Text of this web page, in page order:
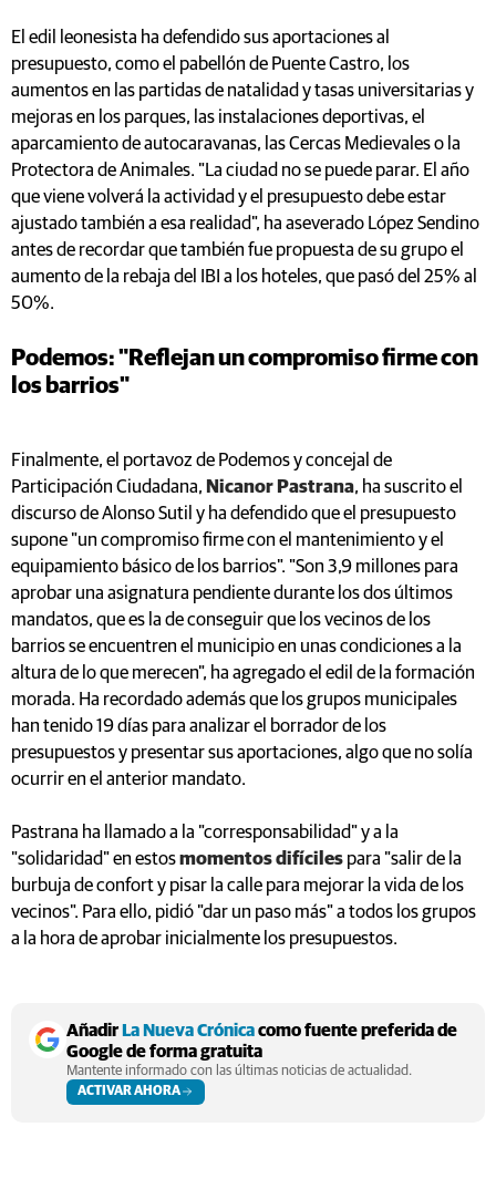
El edil leonesista ha defendido sus aportaciones al
presupuesto, como el pabellón de Puente Castro, los
aumentos en las partidas de natalidad y tasas universitarias y
mejoras en los parques, las instalaciones deportivas, el
aparcamiento de autocaravanas, las Cercas Medievales o la
Protectora de Animales. "La ciudad no se puede parar. El año
que viene volverá la actividad y el presupuesto debe estar
ajustado también a esa realidad", ha aseverado López Sendino
antes de recordar que también fue propuesta de su grupo el
aumento de la rebaja del IBI a los hoteles, que pasó del 25% al
50%.
Podemos: "Reflejan un compromiso firme con
los barrios"
Finalmente, el portavoz de Podemos y concejal de
Participación Ciudadana, Nicanor Pastrana, ha suscrito el
discurso de Alonso Sutil y ha defendido que el presupuesto
supone "un compromiso firme con el mantenimiento y el
equipamiento básico de los barrios". "Son 3,9 millones para
aprobar una asignatura pendiente durante los dos últimos
mandatos, que es la de conseguir que los vecinos de los
barrios se encuentren el municipio en unas condiciones a la
altura de lo que merecen", ha agregado el edil de la formación
morada. Ha recordado además que los grupos municipales
han tenido 19 días para analizar el borrador de los
presupuestos y presentar sus aportaciones, algo que no solía
ocurrir en el anterior mandato.
Pastrana ha llamado a la "corresponsabilidad" y a la
"solidaridad" en estosmomentos difíciles para "salir de la
burbuja de confort y pisar la calle para mejorar la vida de los
vecinos". Para ello, pidió "dar un paso más" a todos los grupos
a la hora de aprobar inicialmente los presupuestos.
AñadirLa Nueva Crónicacomo fuente preferida de
Google de forma gratuita
Mantente informado con las últimas noticias de actualidad.
ACTIVAR AHORA